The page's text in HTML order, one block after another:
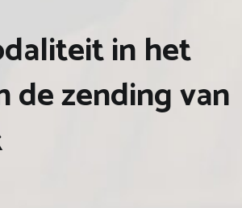
in het
de zending van